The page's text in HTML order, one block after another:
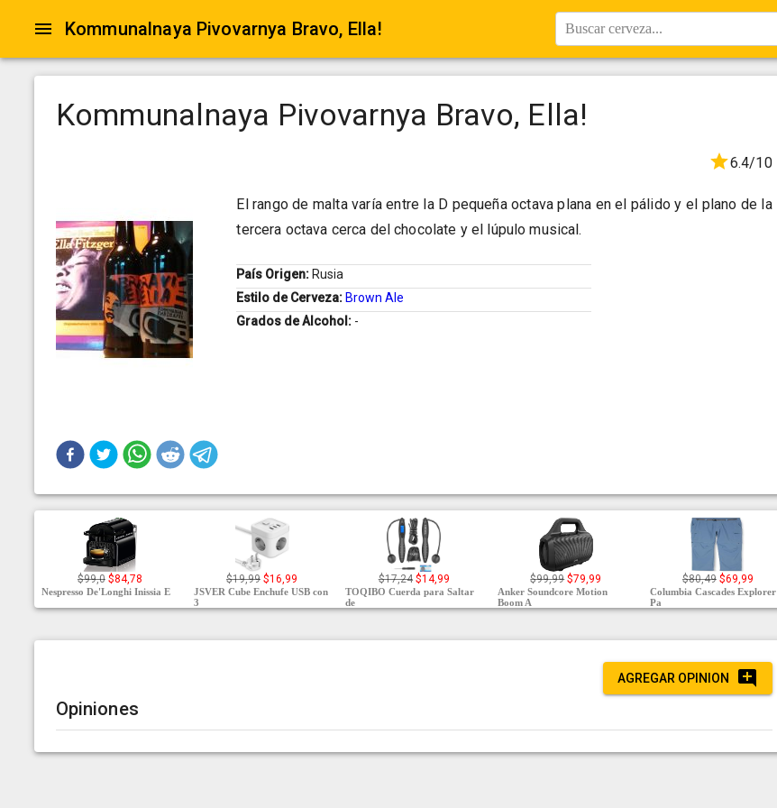
Kommunalnaya Pivovarnya Bravo, Ella! Buscar cerveza...
Kommunalnaya Pivovarnya Bravo, Ella!
6.4/10
El rango de malta varía entre la D pequeña octava plana en el pálido y el plano de la
tercera octava cerca del chocolate y el lúpulo musical.
País Origen: Rusia
Estilo de Cerveza: Brown Ale
Grados de Alcohol: -
$99,0 $84,78
Nespresso De'Longhi Inissia E
$19,99 $16,99
JSVER Cube Enchufe USB con
3
$17,24 $14,99
TOQIBO Cuerda para Saltar
de
$99,99 $79,99
Anker Soundcore Motion
Boom A
$80,49 $69,99
Columbia Cascades Explorer
Pa
AGREGAR OPINION
Opiniones